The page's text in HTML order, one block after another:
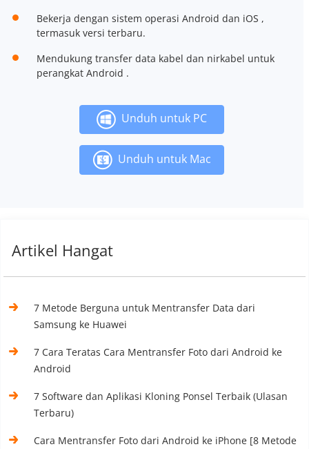
Bekerja dengan sistem operasi Android dan iOS ,
termasuk versi terbaru.
Mendukung transfer data kabel dan nirkabel untuk
perangkat Android .
Unduh untuk PC
Unduh untuk Mac
Artikel Hangat
7 Metode Berguna untuk Mentransfer Data dari
Samsung ke Huawei
7 Cara Teratas Cara Mentransfer Foto dari Android ke
Android
7 Software dan Aplikasi Kloning Ponsel Terbaik (Ulasan
Terbaru)
Cara Mentransfer Foto dari Android ke iPhone [8 Metode